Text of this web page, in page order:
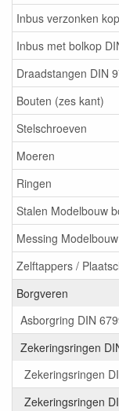
Inbus verzonken
Inbus met bolkop
Draadstangen DIN
Bouten (zes kant)
Stelschroeven
Moeren
Ringen
Stalen Modelbouw
Messing
Zelftappers /
Borgveren
Asborgring DIN
Zekeringsringen
Zekeringsringen
Zekeringsringen